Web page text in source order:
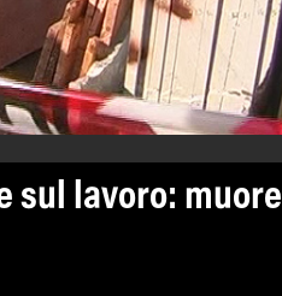
sul lavoro: muore